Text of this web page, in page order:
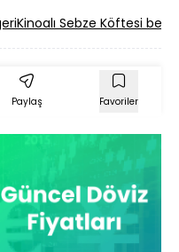
Kinoalı Sebze Köftesi
Paylaş Favoriler